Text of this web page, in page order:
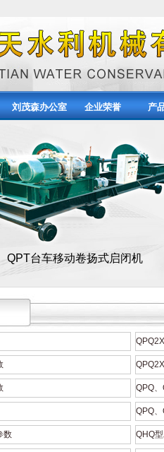
刘茂森办公室 企业荣誉 产
扬式启闭机 滚
QPQ
QPQ
数 QHQ